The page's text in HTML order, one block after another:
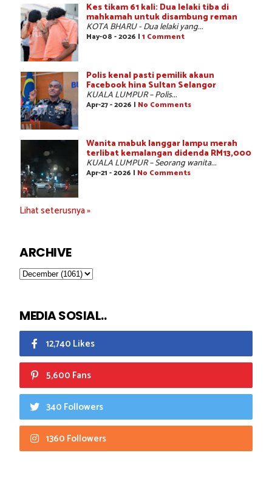
Kes tikam 61 kali: Dua lelaki tiba di
mahkamah untuk disambung reman
KOTA BHARU - Dua lelaki yang...
May-08 - 2026 | 1 Comment
Polis kenal pasti pemilik akaun
Facebook hina Sultan Selangor
KUALA LUMPUR – Polis...
Apr-27 - 2026 | No Comments
Wanita mabuk langgar lampu merah
terlibat kemalangan didenda RM13,000
KUALA LUMPUR – Seorang wanita...
Apr-21 - 2026 | No Comments
Lihat seterusnya »
ARCHIVE
MEDIA SOSIAL..
12,740 Likes
5,600 Fans
340 Followers
1360 Followers